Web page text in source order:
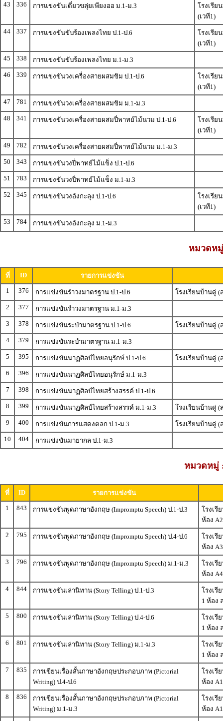
43 336 การแข่งขันเดี่ยวขลุ่ยเพียงออ ม.1-ม.3
โรงเรีย
(เวที1)
44
337 การแข่งขันขับร้องเพลงไทย ป.1-ป.6
โรงเรีย
(เวที1)
45
338
การแข่งขันขับร้องเพลงไทย ม.1-ม.3
46
339 การแข่งขันวงเครื่องสายผสมขิม ป.1-ป.6
โรงเรีย
(เวที1)
47
781
การแข่งขันวงเครื่องสายผสมขิม ม.1-ม.3
48
341 การแข่งขันวงเครื่องสายผสมปี่พาทย์ไม้นวม ป.1-ป.6
โรงเรีย
(เวที1)
49
782
การแข่งขันวงเครื่องสายผสมปี่พาทย์ไม้นวม ม.1-ม.3
50
343
การแข่งขันวงปี่พาทย์ไม้แข็ง ป.1-ป.6
51
783
การแข่งขันวงปี่พาทย์ไม้แข็ง ม.1-ม.3
52
345 การแข่งขันวงอังกะลุง ป.1-ป.6
โรงเรีย
(เวที1)
53
784 การแข่งขันวงอังกะลุง ม.1-ม.3
หมวดห
ที่ ID
รายการแข่งขัน
1
376 การแข่งขันรำวงมาตรฐาน ป.1-ป.6
โรงเรียนบ้านดู่
2
377
การแข่งขันรำวงมาตรฐาน ม.1-ม.3
3
378 การแข่งขันระบำมาตรฐาน ป.1-ป.6
โรงเรียนบ้านดู่
4
379
การแข่งขันระบำมาตรฐาน ม.1-ม.3
5
395 การแข่งขันนาฏศิลป์ไทยอนุรักษ์ ป.1-ป.6
โรงเรียนบ้านดู่
6
396
การแข่งขันนาฏศิลป์ไทยอนุรักษ์ ม.1-ม.3
7
398
การแข่งขันนาฏศิลป์ไทยสร้างสรรค์ ป.1-ป.6
8
399 การแข่งขันนาฏศิลป์ไทยสร้างสรรค์ ม.1-ม.3
โรงเรียนบ้านดู่
9
400 การแข่งขันการแสดงตลก ป.1-ม.3
โรงเรียนบ้านดู่
10
404 การแข่งขันมายากล ป.1-ม.3
หมวดหมู่
ที่ ID
รายการแข่งขัน
1
843 การแข่งขันพูดภาษาอังกฤษ (Impromptu Speech) ป.1-ป.3
โรงเรี
ห้อง A2
2
795 การแข่งขันพูดภาษาอังกฤษ (Impromptu Speech) ป.4-ป.6
โรงเรี
ห้อง A3
3
796 การแข่งขันพูดภาษาอังกฤษ (Impromptu Speech) ม.1-ม.3
โรงเรี
ห้อง A4
4
844 การแข่งขันเล่านิทาน (Story Telling) ป.1-ป.3
โรงเรี
1 ห้อง
5
800 การแข่งขันเล่านิทาน (Story Telling) ป.4-ป.6
โรงเรี
1 ห้อง
6
801 การแข่งขันเล่านิทาน (Story Telling) ม.1-ม.3
โรงเรี
1 ห้อง
7
835
การเขียนเรื่องสั้นภาษาอังกฤษประกอบภาพ (Pictorial
Writing) ป.4-ป.6
โรงเรี
ห้อง A1
8
836
การเขียนเรื่องสั้นภาษาอังกฤษประกอบภาพ (Pictorial
Writing) ม.1-ม.3
โรงเรี
ห้อง A1